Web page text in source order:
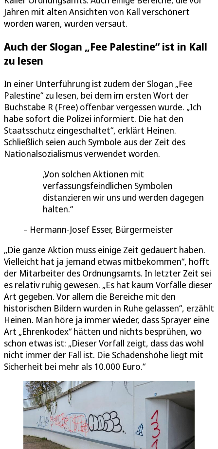
Jahren mit alten Ansichten von Kall verschönert
worden waren, wurden versaut.
Auch der Slogan „Fee Palestine“ ist in Kall
zu lesen
In einer Unterführung ist zudem der Slogan „Fee
Palestine“ zu lesen, bei dem im ersten Wort der
Buchstabe R (Free) offenbar vergessen wurde. „Ich
habe sofort die Polizei informiert. Die hat den
Staatsschutz eingeschaltet“, erklärt Heinen.
Schließlich seien auch Symbole aus der Zeit des
Nationalsozialismus verwendet worden.
Von solchen Aktionen mit
verfassungsfeindlichen Symbolen
distanzieren wir uns und werden dagegen
halten.
Hermann-Josef Esser, Bürgermeister
„Die ganze Aktion muss einige Zeit gedauert haben.
Vielleicht hat ja jemand etwas mitbekommen“, hofft
der Mitarbeiter des Ordnungsamts. In letzter Zeit sei
es relativ ruhig gewesen. „Es hat kaum Vorfälle dieser
Art gegeben. Vor allem die Bereiche mit den
historischen Bildern wurden in Ruhe gelassen“, erzählt
Heinen. Man höre ja immer wieder, dass Sprayer eine
Art „Ehrenkodex“ hätten und nichts besprühen, wo
schon etwas ist: „Dieser Vorfall zeigt, dass das wohl
nicht immer der Fall ist. Die Schadenshöhe liegt mit
Sicherheit bei mehr als 10.000 Euro.“